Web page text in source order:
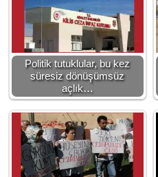
Politik tutuklular, bu kez
süresiz dönüşümsüz
açlık…